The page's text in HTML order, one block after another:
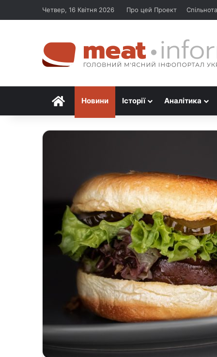
Четвер, 16 Квітня 2026 Про цей Проект Спільнота
ГоловнаНовини Історії Аналітика